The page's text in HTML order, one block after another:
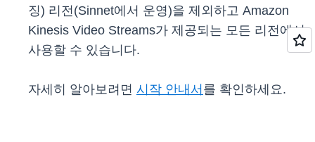
징) 리전(Sinnet에서 운영)을 제외하고 Amazon
Kinesis Video Streams가 제공되는 모든 리전에서
사용할 수 있습니다.
자세히 알아보려면 시작 안내서 를 확인하세요.